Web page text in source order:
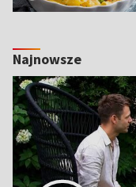
Najnowsze